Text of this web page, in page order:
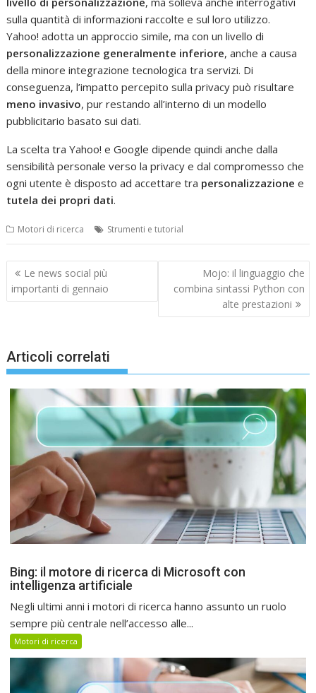
sulla quantità di informazioni raccolte e sul loro utilizzo.
Yahoo! adotta un approccio simile, ma con un livello di
personalizzazione generalmente inferiore, anche a causa
della minore integrazione tecnologica tra servizi. Di
conseguenza, l’impatto percepito sulla privacy può risultare
meno invasivo, pur restando all’interno di un modello
pubblicitario basato sui dati.
La scelta tra Yahoo! e Google dipende quindi anche dalla
sensibilità personale verso la privacy e dal compromesso che
ogni utente è disposto ad accettare tra personalizzazione e
tutela dei propri dati.
Motori di ricerca Strumenti e tutorial
Navigazione
articoli
Le news social più
importanti di gennaio
Mojo: il linguaggio che
combina sintassi Python con
alte prestazioni
Articoli correlati
Bing: il motore di ricerca di Microsoft con
intelligenza artificiale
Negli ultimi anni i motori di ricerca hanno assunto un ruolo
sempre più centrale nell’accesso alle...
Motori di ricerca